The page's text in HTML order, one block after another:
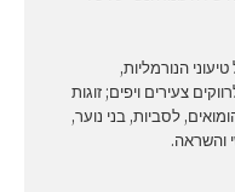
הנורמליות,
צעירים ויפים; זוגות
לסביות, בני נוער,
והשראה.